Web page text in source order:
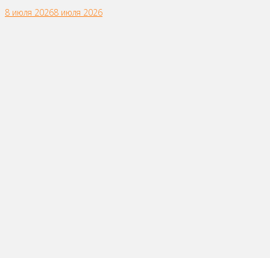
8 июля 20268 июля 2026